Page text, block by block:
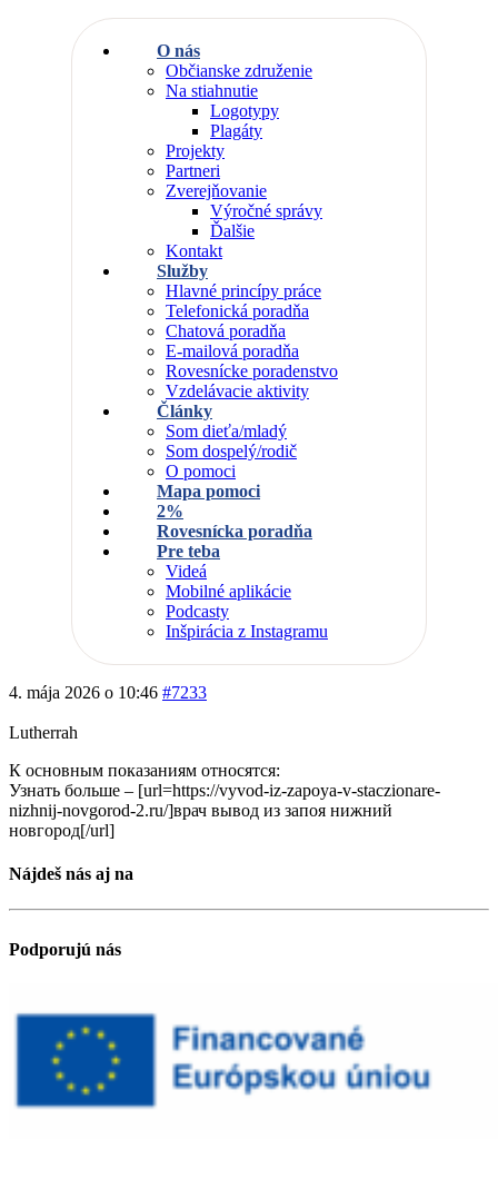
O nás
Občianske združenie
Na stiahnutie
Logotypy
Plagáty
Projekty
Partneri
Zverejňovanie
Výročné správy
Ďalšie
Kontakt
Služby
Hlavné princípy práce
Telefonická poradňa
Chatová poradňa
E-mailová poradňa
Rovesnícke poradenstvo
Vzdelávacie aktivity
Články
Som dieťa/mladý
Som dospelý/rodič
O pomoci
Mapa pomoci
2%
Rovesnícka poradňa
Pre teba
Videá
Mobilné aplikácie
Podcasty
Inšpirácia z Instagramu
4. mája 2026 o 10:46 #7233
Lutherrah
К основным показаниям относятся:
Узнать больше – [url=https://vyvod-iz-zapoya-v-staczionare-
nizhnij-novgorod-2.ru/]врач вывод из запоя нижний
новгород[/url]
Nájdeš nás aj na
Podporujú nás